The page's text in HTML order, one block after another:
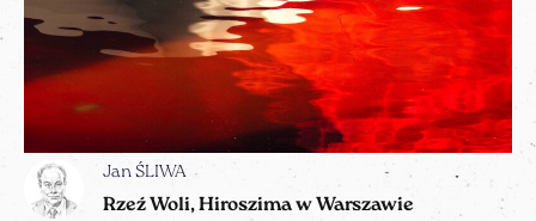
Jan ŚLIWA
Rzeź Woli, Hiroszima w Warszawie